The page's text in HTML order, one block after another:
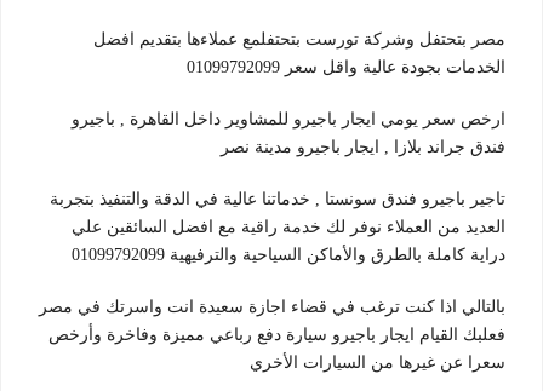
مصر بتحتفل وشركة تورست بتحتفلمع عملاءها بتقديم افضل
الخدمات بجودة عالية واقل سعر 01099792099
ارخص سعر يومي ايجار باجيرو للمشاوير داخل القاهرة , باجيرو
فندق جراند بلازا , ايجار باجيرو مدينة نصر
تاجير باجيرو فندق سونستا , خدماتنا عالية في الدقة والتنفيذ بتجربة
العديد من العملاء نوفر لك خدمة راقية مع افضل السائقين علي
دراية كاملة بالطرق والأماكن السياحية والترفيهية 01099792099
بالتالي اذا كنت ترغب في قضاء اجازة سعيدة انت واسرتك في مصر
فعلبك القيام ايجار باجيرو سيارة دفع رباعي مميزة وفاخرة وأرخص
سعرا عن غيرها من السيارات الأخري